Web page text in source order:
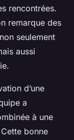
rencontrées.
remarque des
seulement
aussi
d’une
a
à une
bonne